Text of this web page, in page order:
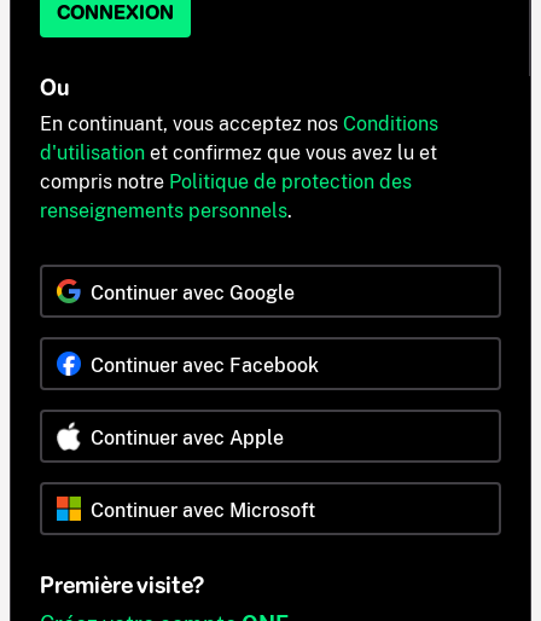
CONNEXION
Ou
En continuant, vous acceptez nos Conditions
d'utilisation et confirmez que vous avez lu et
compris notre Politique de protection des
renseignements personnels.
Continuer avec Google
Continuer avec Facebook
Continuer avec Apple
Continuer avec Microsoft
Première visite?